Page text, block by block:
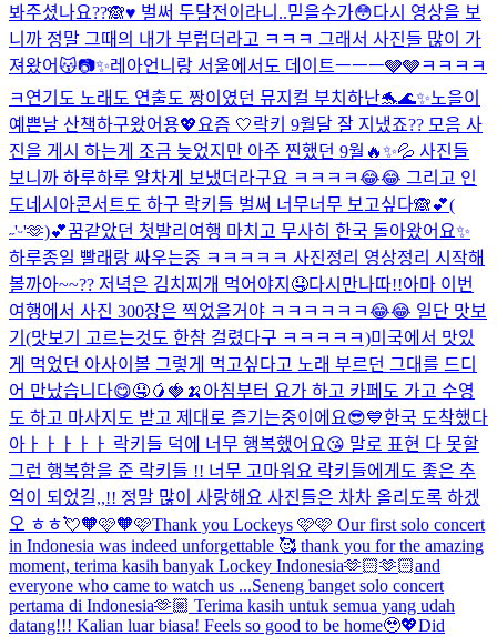
봐주셨나요??🙈♥️ 벌써 두달전이라니..믿을수가😳다시 영상을 보
니까 정말 그때의 내가 부럽더라고 ㅋㅋㅋ 그래서 사진들 많이 가
져왔어😽📷✨레아언니랑 서울에서도 데이트ㅡㅡㅡ🩶🩶ㅋㅋㅋㅋ
ㅋ 연기도 노래도 연출도 짱이였던 뮤지컬 부치하난🐬🌊✨노을이
예쁜날 산책하구왔어용💖 요즘 🤍락키 9월달 잘 지냈죠?? 모음 사
진을 게시 하는게 조금 늦었지만 아주 찐했던 9월🔥✨💦 사진들
보니까 하루하루 알차게 보냈더라구요 ㅋㅋㅋㅋ😂😂 그리고 인
도네시아콘서트도 하구 락키들 벌써 너무너무 보고싶다🙈💕(
˶'ᵕ'🫶)💕꿈같았던 첫발리여행 마치고 무사히 한국 돌아왔어요✨
하루종일 빨래랑 싸우는중 ㅋㅋㅋㅋㅋ 사진정리 영상정리 시작해
볼까아~~?? 저녁은 김치찌개 먹어야지🤤다시만나따!!아마 이번
여행에서 사진 300장은 찍었을거야 ㅋㅋㅋㅋㅋㅋ😂😂 일단 맛보
기(맛보기 고르는것도 한참 걸렸다구 ㅋㅋㅋㅋㅋ)미국에서 맛있
게 먹었던 아사이볼 그렇게 먹고싶다고 노래 부르던 그대를 드디
어 만났습니다😋🤤🥭🍓🍌 아침부터 요가 하고 카페도 가고 수영
도 하고 마사지도 받고 제대로 즐기는중이에요😎💙한국 도착했다
아ㅏㅏㅏㅏㅏ 락키들 덕에 너무 행복했어요😘 말로 표현 다 못할
그런 행복함을 준 락키들 !! 너무 고마워요 락키들에게도 좋은 추
억이 되었길,,!! 정말 많이 사랑해요 사진들은 차차 올리도록 하겠
오 ㅎㅎ💘🧡🩷🧡🩷Thank you Lockeys 🩷🩷 Our first solo concert
in Indonesia was indeed unforgettable 🥰 thank you for the amazing
moment, terima kasih banyak Lockey Indonesia🫶🏻🫶🏻and
everyone who came to watch us ...Seneng banget solo concert
pertama di Indonesia🫶🏼 Terima kasih untuk semua yang udah
datang!!! Kalian luar biasa! Feels so good to be home🥹💖Did